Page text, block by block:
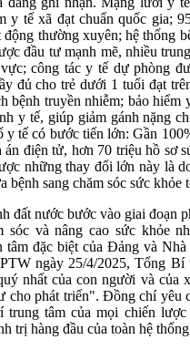
y tế xã đạt chuẩn quốc gia;
động thường xuyên; hệ thống
đầu tư mạnh mẽ, nhiều
công tác y tế dự phòng
đủ cho trẻ dưới 1 tuổi đạt
bệnh truyền nhiễm; bảo hiểm
y tế, giúp giảm gánh nặng
y tế có bước tiến lớn: Gần
án điện tử, hơn 70 triệu hồ sơ
những thay đổi lớn này là
bệnh sang chăm sóc sức khỏe
đất nước bước vào giai đoạn
sóc và nâng cao sức khỏe
tâm đặc biệt của Đảng và
ngày 25/4/2025, Tổng Bí
nhất của con người và của
cho phát triển". Đồng chí yêu
trung tâm của mọi chiến
trị hàng đầu của toàn hệ